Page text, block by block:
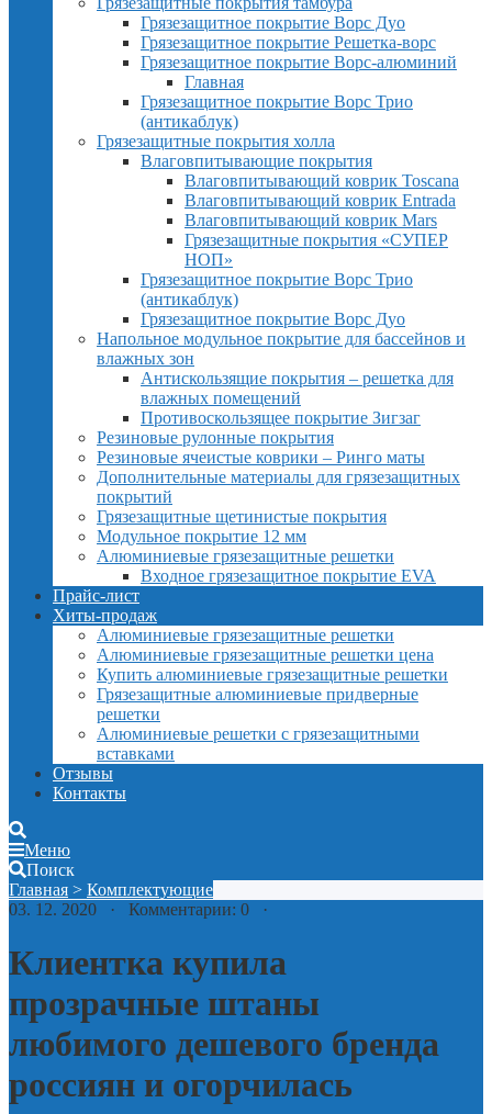
Грязезащитное покрытие Ворс Дуо
Грязезащитное покрытие Решетка-ворс
Грязезащитное покрытие Ворс-алюминий
Главная
Грязезащитное покрытие Ворс Трио
(антикаблук)
Грязезащитные покрытия холла
Влаговпитывающие покрытия
Влаговпитывающий коврик Toscana
Влаговпитывающий коврик Entrada
Влаговпитывающий коврик Mars
Грязезащитные покрытия «СУПЕР
НОП»
Грязезащитное покрытие Ворс Трио
(антикаблук)
Грязезащитное покрытие Ворс Дуо
Напольное модульное покрытие для бассейнов и
влажных зон
Антискользящие покрытия – решетка для
влажных помещений
Противоскользящее покрытие Зигзаг
Резиновые рулонные покрытия
Резиновые ячеистые коврики – Ринго маты
Дополнительные материалы для грязезащитных
покрытий
Грязезащитные щетинистые покрытия
Модульное покрытие 12 мм
Алюминиевые грязезащитные решетки
Входное грязезащитное покрытие EVA
Прайс-лист
Хиты-продаж
Алюминиевые грязезащитные решетки
Алюминиевые грязезащитные решетки цена
Купить алюминиевые грязезащитные решетки
Грязезащитные алюминиевые придверные
решетки
Алюминиевые решетки с грязезащитными
вставками
Отзывы
Контакты
Меню
Поиск
Главная > Комплектующие
03. 12. 2020 · Комментарии: 0 ·
Клиентка купила
прозрачные штаны
любимого дешевого бренда
россиян и огорчилась